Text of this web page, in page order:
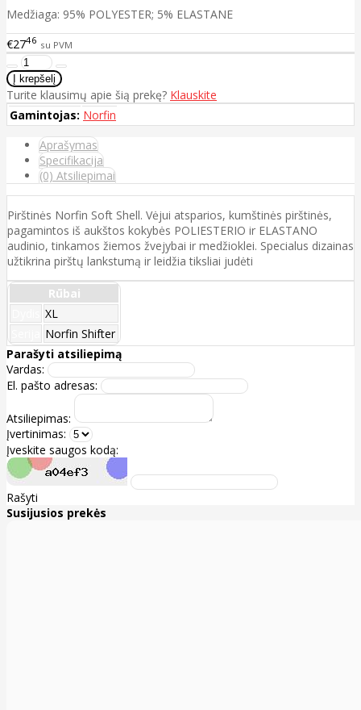
Medžiaga: 95% POLYESTER; 5% ELASTANE
€2746 su PVM
Turite klausimų apie šią prekę? Klauskite
Gamintojas: Norfin
Aprašymas
Specifikacija
(0) Atsiliepimai
Pirštinės Norfin Soft Shell. Vėjui atsparios, kumštinės pirštinės,
pagamintos iš aukštos kokybės POLIESTERIO ir ELASTANO
audinio, tinkamos žiemos žvejybai ir medžioklei. Specialus dizainas
užtikrina pirštų lankstumą ir leidžia tiksliai judėti
Rūbai
XL
Norfin Shifter
Parašyti atsiliepimą
Vardas:
El. pašto adresas:
Atsiliepimas:
Įvertinimas:
Įveskite saugos kodą:
Rašyti
Susijusios prekės